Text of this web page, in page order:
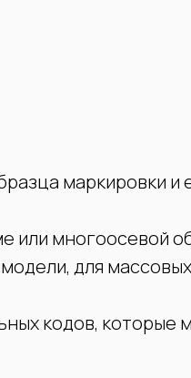
маркировки и
или многоосевой
для
кодов, которые